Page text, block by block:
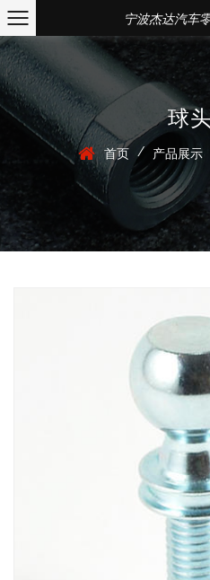
宁波杰达汽车
球
首页 / 产品展示